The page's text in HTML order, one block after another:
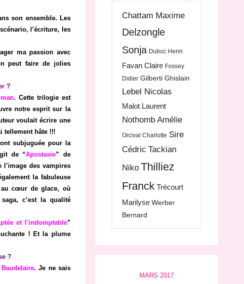
son ensemble. Les
l’écriture, les
ma passion avec
peut faire de jolies
?
. Cette trilogie est
notre esprit sur la
voulait écrire une
tellement hâte !!!
subjuguée pour la
de “Apostasie” de
des vampires
la fabuleuse
cœur de glace, où
c’est la qualité
et l’indomptable”
! Et la plume
?
. Je ne sais
Chattam Maxime
Delzongle
Sonja Duboc Henri
Favan Claire Fossey
Didier Gilberti Ghislain
Lebel Nicolas
Malot Laurent
Nothomb Amélie
Orcival Charlotte Sire
Cédric Tackian
Niko Thilliez
Franck Trécourt
Marilyse Werber
Bernard
MARS 2017